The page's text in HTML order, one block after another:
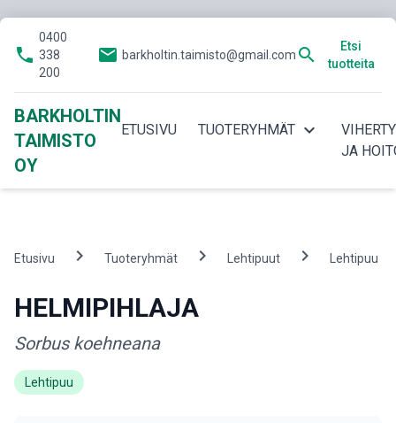
phone
0400
338
200
email barkholtin.taimisto@gmail.com search
Etsi
tuotteita
BARKHOLTIN
TAIMISTO
OY
ETUSIVU TUOTERYHMÄT expand_more
JA
Etusivu chevron_right Tuoteryhmät chevron_right Lehtipuut chevron_right Lehtipuu
HELMIPIHLAJA
Sorbus koehneana
Lehtipuu